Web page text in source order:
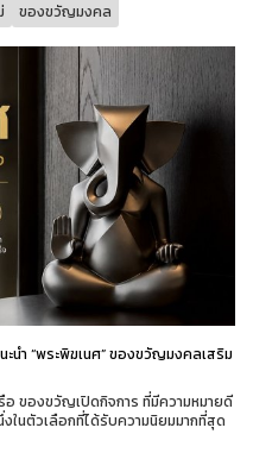
ของขวัญมงคล
ะนำ “พระพิฆเนศ” ของขวัญมงคลเสริม
ของขวัญเปิดกิจการ ที่มีความหมายดี
ในตัวเลือกที่ได้รับความนิยมมากที่สุด